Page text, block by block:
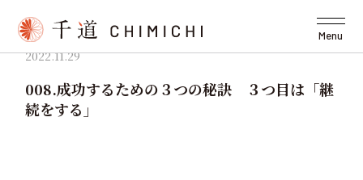
Menu
2022.11.29
008.成功するための３つの秘訣 ３つ目は「継
続をする」